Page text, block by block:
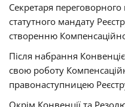
Секретаря
статутного мандату
створенню
Після набрання
свою роботу
правонаступницею
Окрім Конвенції та